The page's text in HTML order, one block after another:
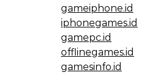
gameiphone.id
iphonegames.id
gamepc.id
offlinegames.id
gamesinfo.id